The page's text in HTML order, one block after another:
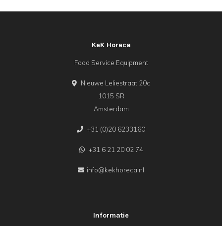
KeK Horeca
Food Service Equipment
Nieuwe Leliestraat 20c
1015 SR
Amsterdam
+31 (0)20 6233160
+31 6 21 20 02 74
info@kekhoreca.nl
Informatie